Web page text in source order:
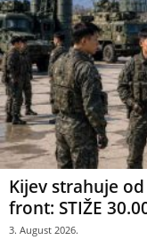
Kijev strahuje
front: STIŽE
3. August 2026.